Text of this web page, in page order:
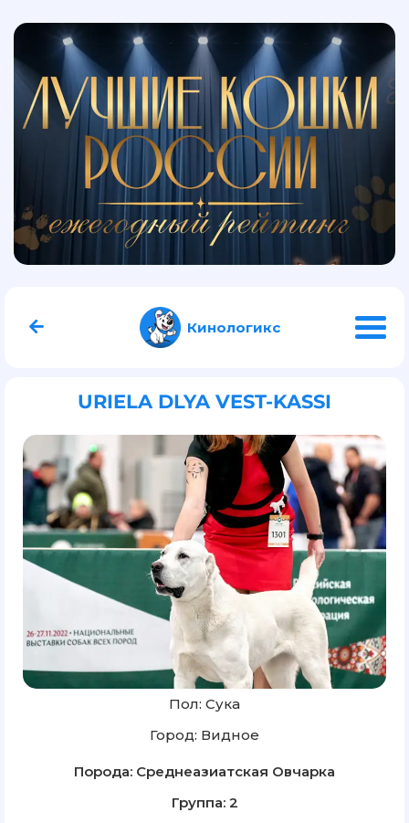
Кинологикс
URIELA DLYA VEST-KASSI
Пол: Сука
Город: Видное
Порода: Среднеазиатская Овчарка
Группа: 2